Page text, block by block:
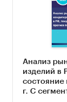
-
и услуг,
услуг - в
-
инфляция в
Категории:
Анализ
изделий в
состояние
г. С